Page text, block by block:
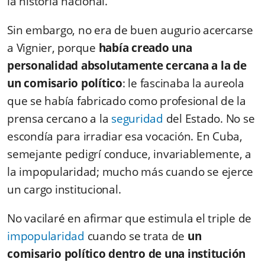
Sin embargo, no era de buen augurio acercarse
a Vignier, porque había creado una
personalidad absolutamente cercana a la de
un comisario político: le fascinaba la aureola
que se había fabricado como profesional de la
prensa cercano a la seguridad del Estado. No se
escondía para irradiar esa vocación. En Cuba,
semejante pedigrí conduce, invariablemente, a
la impopularidad; mucho más cuando se ejerce
un cargo institucional.
No vacilaré en afirmar que estimula el triple de
impopularidad cuando se trata de un
comisario político dentro de una institución